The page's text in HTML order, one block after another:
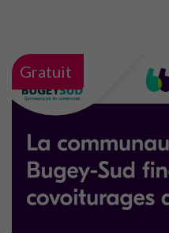
Gratuit